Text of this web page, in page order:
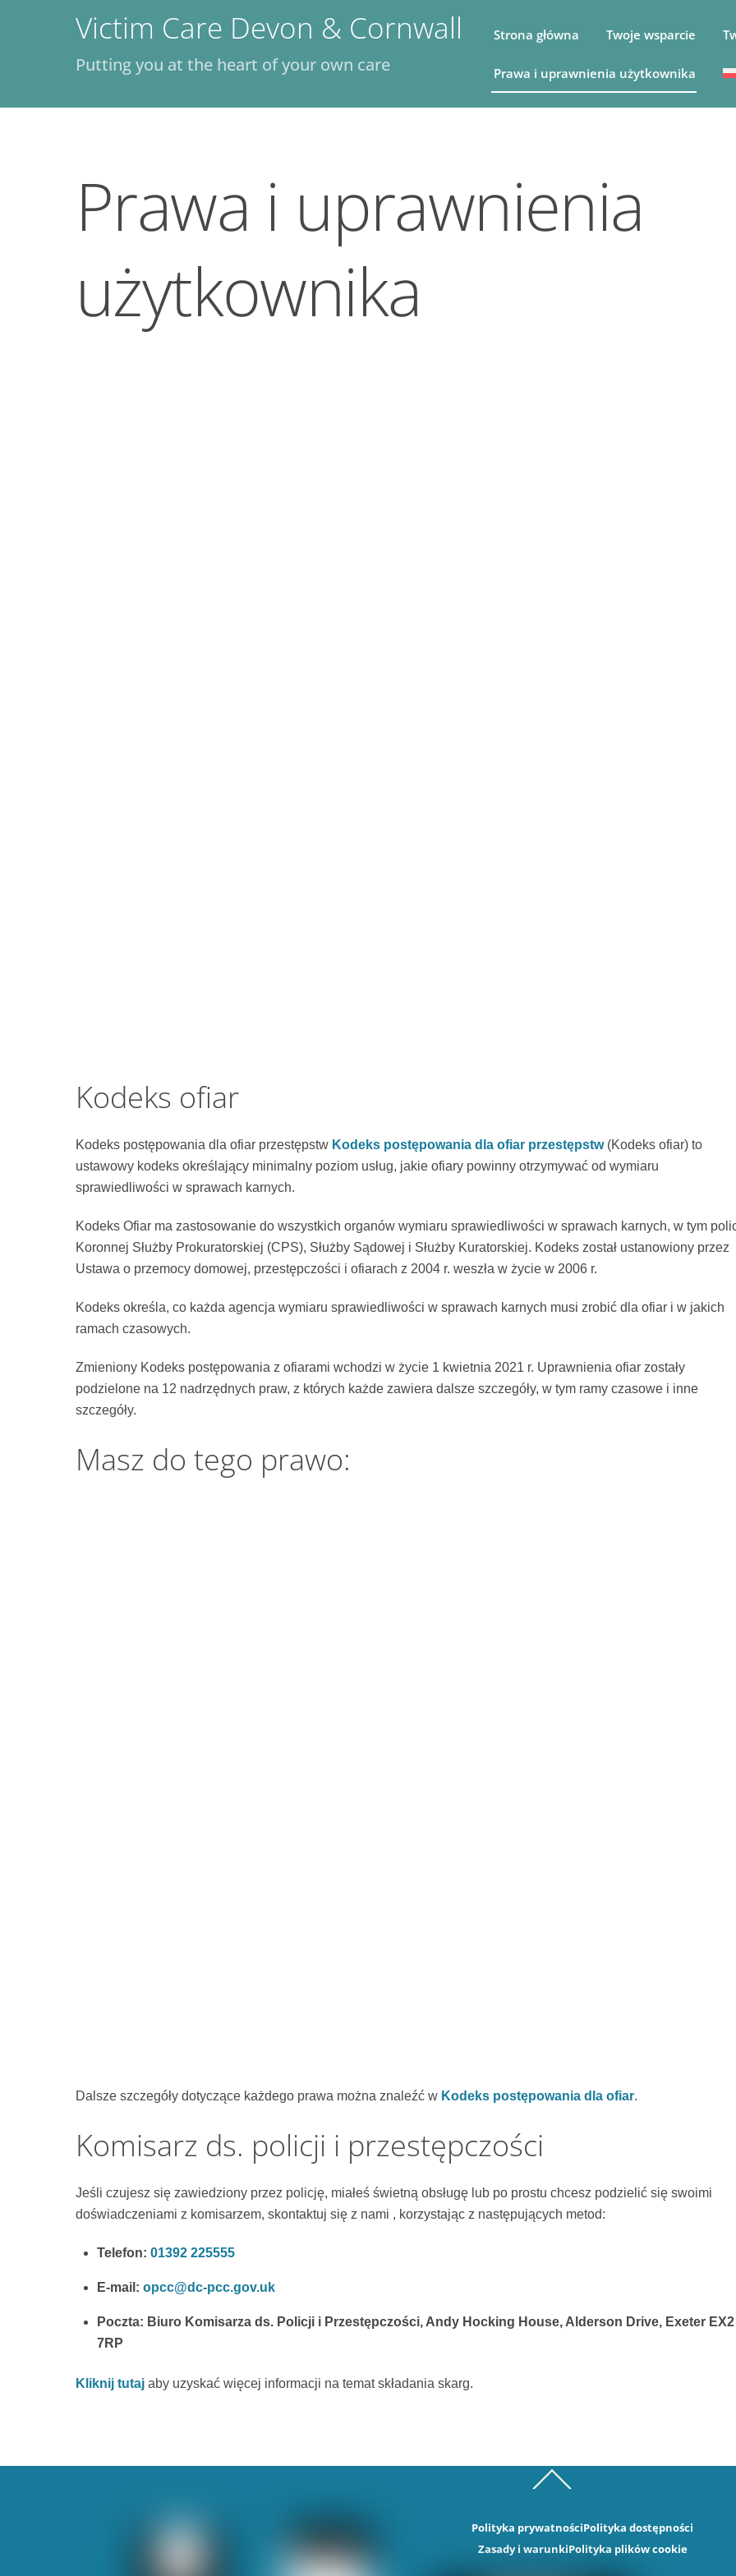
Victim Care Devon & Cornwall
Putting you at the heart of your own care
Strona główna Twoje wsparcie
Prawa i uprawnienia użytkownika
Prawa i uprawnienia
użytkownika
Kodeks ofiar
Kodeks postępowania dla ofiar przestępstw Kodeks postępowania dla ofiar przestępstw(Kodeks ofiar) to
ustawowy kodeks określający minimalny poziom usług, jakie ofiary powinny otrzymywać od wymiaru
sprawiedliwości w sprawach karnych.
Kodeks Ofiar ma zastosowanie do wszystkich organów wymiaru sprawiedliwości w sprawach karnych, w tym
Koronnej Służby Prokuratorskiej (CPS), Służby Sądowej i Służby Kuratorskiej. Kodeks został ustanowiony przez
Ustawa o przemocy domowej, przestępczości i ofiarach z 2004 r. weszła w życie w 2006 r.
Kodeks określa, co każda agencja wymiaru sprawiedliwości w sprawach karnych musi zrobić dla ofiar i w jakich
ramach czasowych.
Zmieniony Kodeks postępowania z ofiarami wchodzi w życie 1 kwietnia 2021 r. Uprawnienia ofiar zostały
podzielone na 12 nadrzędnych praw, z których każde zawiera dalsze szczegóły, w tym ramy czasowe i inne
szczegóły.
Masz do tego prawo:
Dalsze szczegóły dotyczące każdego prawa można znaleźć w Kodeks postępowania dla ofiar.
Komisarz ds. policji i przestępczości
Jeśli czujesz się zawiedziony przez policję, miałeś świetną obsługę lub po prostu chcesz podzielić się swoimi
doświadczeniami z komisarzem, skontaktuj się z nami , korzystając z następujących metod:
Telefon: 01392 225555
E-mail: opcc@dc-pcc.gov.uk
Poczta: Biuro Komisarza ds. Policji i Przestępczości, Andy Hocking House, Alderson Drive, Exeter EX2
7RP
Kliknij tutaj aby uzyskać więcej informacji na temat składania skarg.
To
Polityka prywatnościPolityka dostępności
Zasady i warunkiPolityka plików cookie